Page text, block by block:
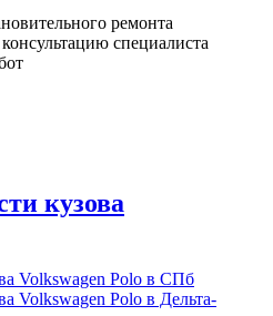
ремонта
специалиста
кузова